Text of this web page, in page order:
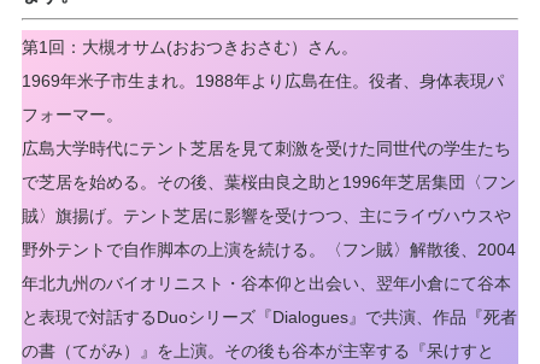
第1回：大槻オサム(おおつきおさむ）さん。
1969年米子市生まれ。1988年より広島在住。役者、身体表現パ
フォーマー。
広島大学時代にテント芝居を見て刺激を受けた同世代の学生たち
で芝居を始める。その後、葉桜由良之助と1996年芝居集団〈フン
賊〉旗揚げ。テント芝居に影響を受けつつ、主にライヴハウスや
野外テントで自作脚本の上演を続ける。〈フン賊〉解散後、2004
年北九州のバイオリニスト・谷本仰と出会い、翌年小倉にて谷本
と表現で対話するDuoシリーズ『Dialogues』で共演、作品『死者
の書（てがみ）』を上演。その後も谷本が主宰する『呆けすと